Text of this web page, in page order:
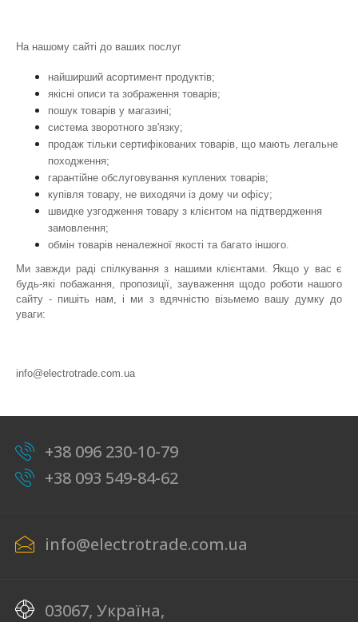
На нашому сайті до ваших послуг
найширший асортимент продуктів;
якісні описи та зображення товарів;
пошук товарів у магазині;
система зворотного зв'язку;
продаж тільки сертифікованих товарів, що мають легальне
походження;
гарантійне обслуговування куплених товарів;
купівля товару, не виходячи із дому чи офісу;
швидке узгодження товару з клієнтом на підтвердження
замовлення;
обмін товарів неналежної якості та багато іншого.
Ми завжди раді спілкування з нашими клієнтами. Якщо у вас є
будь-які побажання, пропозиції, зауваження щодо роботи нашого
сайту - пишіть нам, і ми з вдячністю візьмемо вашу думку до
уваги:
info@electrotrade.com.ua
+38 096 230-10-79
+38 093 549-84-62
info@electrotrade.com.ua
03067, Україна,